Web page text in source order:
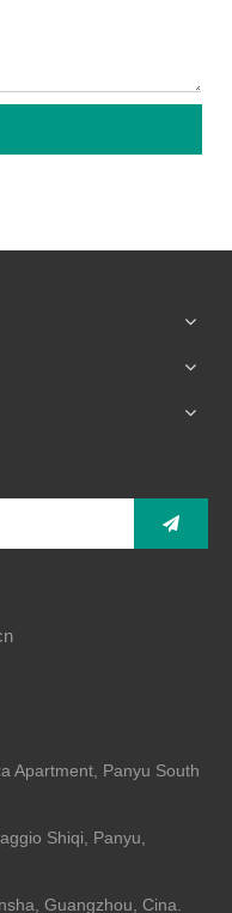
Apartment, Panyu South
Shiqi, Panyu,
Guangzhou, Cina.